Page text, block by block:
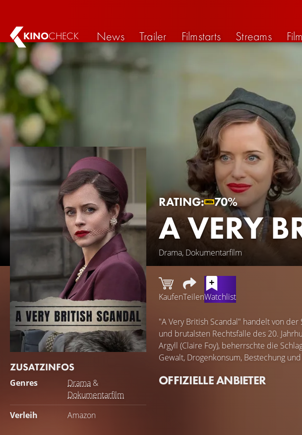
KINOCHECK News Trailer Filmstarts Streams
RATING: 70%
A VERY
Drama, Dokumentarfilm
ZUSATZINFOS
Genres Drama &
Dokumentarfilm
Verleih
Amazon
KaufenTeilenWatchlist
"A Very British Scandal" handelt von
und brutalsten Rechtsfälle des 20.
Argyll (Claire Foy), beherrschte die
Gewalt, Drogenkonsum, Bestechung
OFFIZIELLE ANBIETER